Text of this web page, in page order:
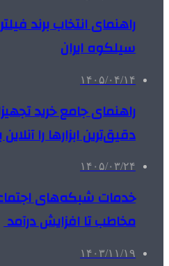
راهنمای انتخاب برند
سیلکوه ایران
۱۴۰۵/۰۴/۱۴
راهنمای جامع خرید
دقیق‌ترین ابزارها را
۱۴۰۵/۰۳/۲۴
مخاطب تا افزایش درآمد
۱۴۰۳/۱۱/۱۹